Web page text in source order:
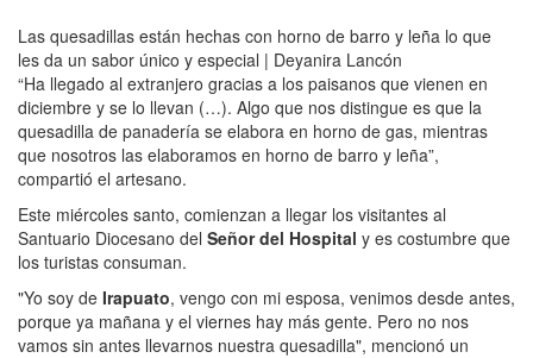
Las quesadillas están hechas con horno de barro y leña lo que
les da un sabor único y especial | Deyanira Lancón
“Ha llegado al extranjero gracias a los paisanos que vienen en
diciembre y se lo llevan (…). Algo que nos distingue es que la
quesadilla de panadería se elabora en horno de gas, mientras
que nosotros las elaboramos en horno de barro y leña”,
compartió el artesano.
Este miércoles santo, comienzan a llegar los visitantes al
Santuario Diocesano del Señor del Hospital y es costumbre que
los turistas consuman.
"Yo soy de Irapuato, vengo con mi esposa, venimos desde antes,
porque ya mañana y el viernes hay más gente. Pero no nos
vamos sin antes llevarnos nuestra quesadilla", mencionó un